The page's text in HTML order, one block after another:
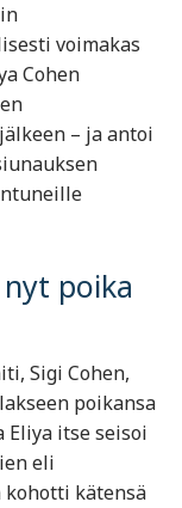
voimakas
Cohen
– ja antoi
poika
Sigi Cohen,
poikansa
Eliya itse seisoi
eli
kohotti kätensä